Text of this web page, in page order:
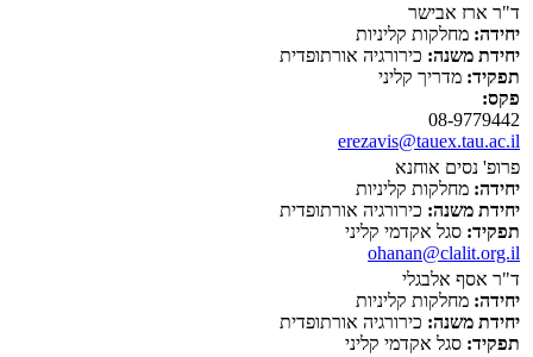
ד"ר ארז אבישר
יחידה: מחלקות קליניות
יחידת משנה: כירורגיה אורתופדית
תפקיד: מדריך קליני
פקס:
08-9779442
erezavis@tauex.tau.ac.il
פרופ' נסים אוחנא
יחידה: מחלקות קליניות
יחידת משנה: כירורגיה אורתופדית
תפקיד: סגל אקדמי קליני
ohanan@clalit.org.il
ד"ר אסף אלבגלי
יחידה: מחלקות קליניות
יחידת משנה: כירורגיה אורתופדית
תפקיד: סגל אקדמי קליני